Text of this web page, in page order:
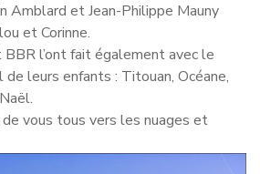
Amblard et Jean-Philippe Mauny
et Corinne.
l’ont fait également avec le
leurs enfants : Titouan, Océane,
de vous tous vers les nuages et